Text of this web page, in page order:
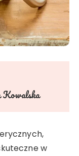
Kowalska
w